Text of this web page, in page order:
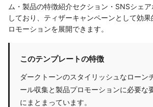
ム・製品の特徴紹介セクション・SNSシェ
しており、ティザーキャンペーンとして効
ロモーションを展開できます。
このテンプレートの特徴
ダークトーンのスタイリッシュなローン
ール収集と製品プロモーションに必要な
にまとまっています。